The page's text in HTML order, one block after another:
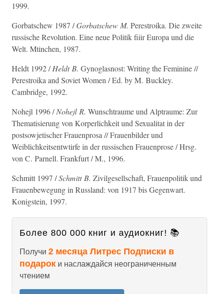
1999.
Gorbatschew 1987 /Gorbatschew M. Perestroika. Die zweite
russische Revolution. Eine neue Politik fiiir Europa und die
Welt. Mtinchen, 1987.
Heldt 1992 /Heldt B. Gynoglasnost: Writing the Feminine //
Perestroika and Soviet Women / Ed. by M. Buckley.
Cambridge, 1992.
Nohejl 1996 /Nohejl R. Wunschtraume und Alptraume: Zur
Thematisierung von Korperlichkeit und Sexualitat in der
postsowjetischer Frauenprosa // Frauenbilder und
Weiblichkeitsentwtirfe in der russischen Frauenprose / Hrsg.
von C. Parnell. Frankfurt / M., 1996.
Schmitt 1997 /Schmitt B. Zivilgesellschaft, Frauenpolitik und
Frauenbewegung in Russland: von 1917 bis Gegenwart.
Konigstein, 1997.
Более 800 000 книг и аудиокниг! 📚
Получи 2 месяца Литрес Подписки в
подарок и наслаждайся неограниченным
чтением